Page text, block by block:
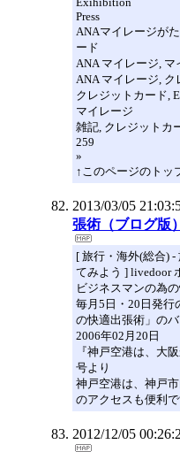
Press
ANAマイレージが
ード
ANA マイレージ, マ
ANA マイレージ,
クレジットカード,
マイレージ
雑記, クレジットカ
259
»
↑このページのトッ
2013/03/05
張術（ブログ版
[ 旅行・海外(総合)
てみよう ] livedoor
ビジネスマンの為
毎月5日・20日発行
の快適出張術」の
2006年02月20日
『神戸空港は、大
号より
神戸空港は、神戸
のアクセスも便利
2012/12/05